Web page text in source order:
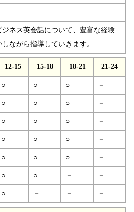
ジネス英会話について、豊富な経験
しながら指導していきます。
12-15 15-18 18-21 21-24
○ ○ ○ －
○ ○ ○ －
○ ○ ○ －
○ ○ ○ －
○ ○ ○ －
○ ○ － －
○ － － －